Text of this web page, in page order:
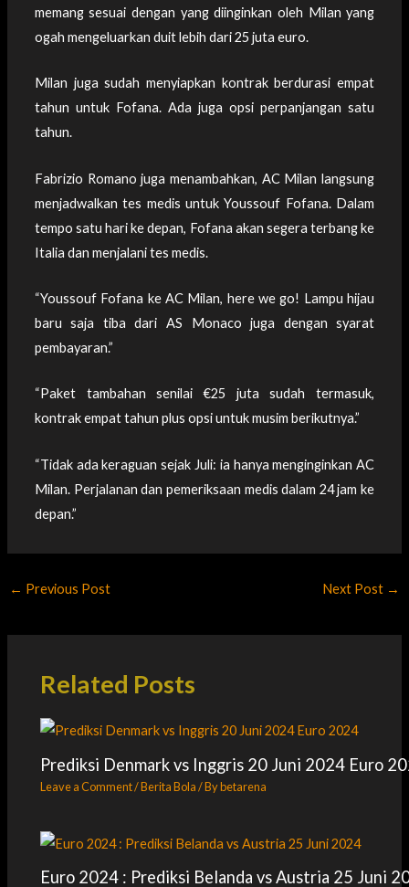
memang sesuai dengan yang diinginkan oleh Milan yang
ogah mengeluarkan duit lebih dari 25 juta euro.
Milan juga sudah menyiapkan kontrak berdurasi empat
tahun untuk Fofana. Ada juga opsi perpanjangan satu
tahun.
Fabrizio Romano juga menambahkan, AC Milan langsung
menjadwalkan tes medis untuk Youssouf Fofana. Dalam
tempo satu hari ke depan, Fofana akan segera terbang ke
Italia dan menjalani tes medis.
“Youssouf Fofana ke AC Milan, here we go! Lampu hijau
baru saja tiba dari AS Monaco juga dengan syarat
pembayaran.”
“Paket tambahan senilai €25 juta sudah termasuk,
kontrak empat tahun plus opsi untuk musim berikutnya.”
“Tidak ada keraguan sejak Juli: ia hanya menginginkan AC
Milan. Perjalanan dan pemeriksaan medis dalam 24 jam ke
depan.”
← Previous Post Next Post →
Related Posts
Prediksi Denmark vs Inggris 20 Juni 2024 Euro
Leave a Comment/Berita Bola/ Bybetarena
Euro 2024 : Prediksi Belanda vs Austria 25 Juni